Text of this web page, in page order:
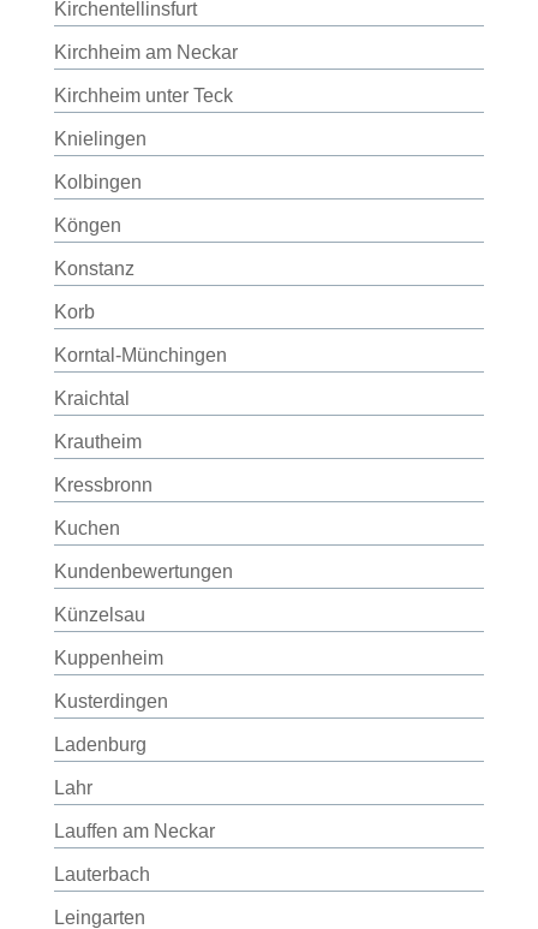
Kirchentellinsfurt
Kirchheim am Neckar
Kirchheim unter Teck
Knielingen
Kolbingen
Köngen
Konstanz
Korb
Korntal-Münchingen
Kraichtal
Krautheim
Kressbronn
Kuchen
Kundenbewertungen
Künzelsau
Kuppenheim
Kusterdingen
Ladenburg
Lahr
Lauffen am Neckar
Lauterbach
Leingarten